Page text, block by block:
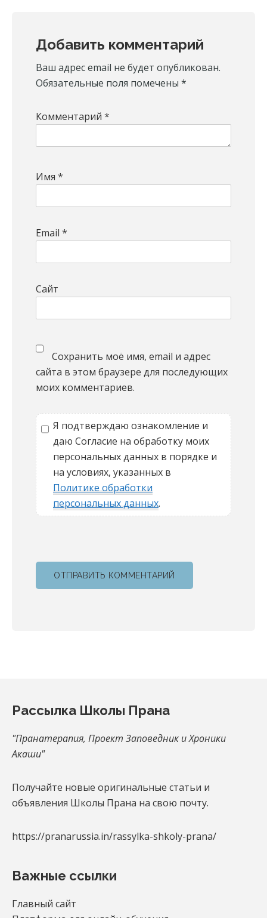
Interactions
Добавить комментарий
Ваш адрес email не будет опубликован.
Обязательные поля помечены *
Комментарий *
Имя *
Email *
Сайт
Сохранить моё имя, email и адрес
сайта в этом браузере для последующих
моих комментариев.
Я подтверждаю ознакомление и
даю Согласие на обработку моих
персональных данных в порядке и
на условиях, указанных в
Политике обработки
персональных данных.
Footer
Рассылка Школы Прана
"Пранатерапия, Проект Заповедник и Хроники
Акаши"
Получайте новые оригинальные статьи и
объявления Школы Прана на свою почту.
https://pranarussia.in/rassylka-shkoly-prana/
Важные ссылки
Главный сайт